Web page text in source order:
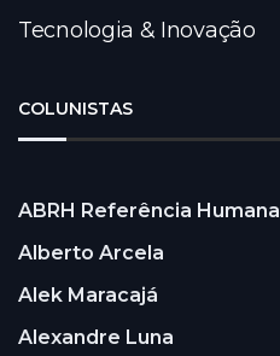
Tecnologia & Inovação
COLUNISTAS
ABRH Referência Humana
Alberto Arcela
Alek Maracajá
Alexandre Luna